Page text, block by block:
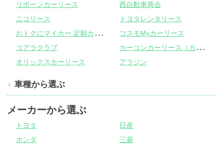
リボーンカーリース
西自動車商会
ニコリース
トヨタレンタリース
お
トクにマイカー 定額カルモくん
コスモMyカーリース
コアラクラブ
カ
ーコンカーリース（カーコンビニ倶楽部）
オリックスカーリース アラジン
車種から選ぶ
メーカーから選ぶ
トヨタ
日産
ホンダ
三菱